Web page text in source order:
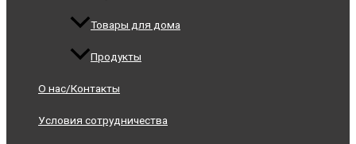
Товары для дома
Продукты
О нас/Контакты
Условия сотрудничества